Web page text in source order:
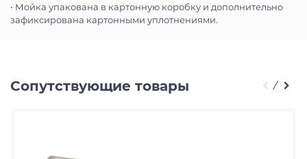
• Мойка упакована в картонную коробку и дополнительно
зафиксирована картонными уплотнениями.
Сопутствующие товары